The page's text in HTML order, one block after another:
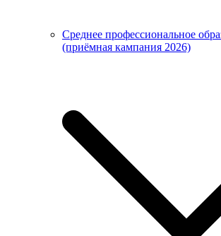
Среднее профессиональное
(приёмная кампания 2026)